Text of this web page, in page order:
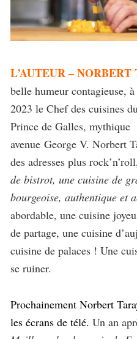
L’AUTEUR –
belle humeur contagieuse,
2023 le Chef des cuisines
Prince de Galles, mythique
avenue George V. Norbert
des adresses plus
de bistrot, une cuisine de
bourgeoise, authentique et
abordable, une cuisine
de partage, une cuisine
cuisine de palaces ! Une
se ruiner.
Prochainement Norbert
les écrans de télé. Un an